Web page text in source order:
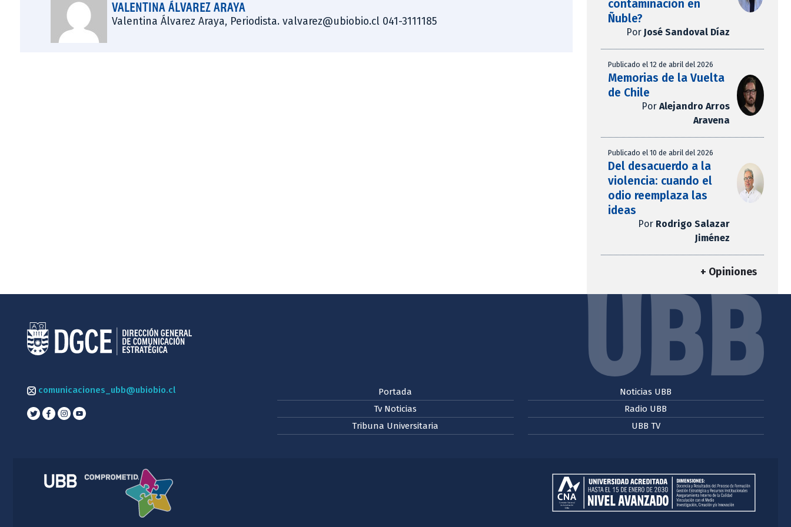
VALENTINA ÁLVAREZ ARAYA
Valentina Álvarez Araya, Periodista. valvarez@ubiobio.cl 041-3111185
contaminación en
Ñuble?
Por José Sandoval Díaz
Publicado el 12 de abril del 2026
Memorias de la Vuelta
de Chile
Por Alejandro Arros
Aravena
Publicado el 10 de abril del 2026
Del desacuerdo a la
violencia: cuando el
odio reemplaza las
ideas
Por Rodrigo Salazar
Jiménez
+ Opiniones
comunicaciones_ubb@ubiobio.cl
Portada
Tv Noticias
Tribuna Universitaria
Noticias UBB
Radio UBB
UBB TV